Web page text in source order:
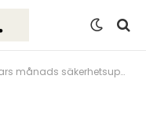
tillsammans med andra nyheter